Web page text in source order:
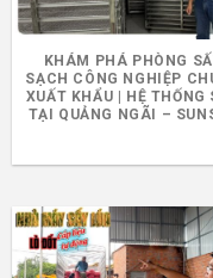
KHÁM PHÁ PHÒNG
SẠCH CÔNG NGHIỆP
XUẤT KHẨU | HỆ THỐNG
TẠI QUẢNG NGÃI –